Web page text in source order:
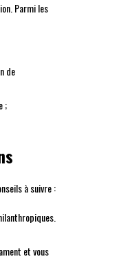
Parmi les
de
;
à suivre :
et vous